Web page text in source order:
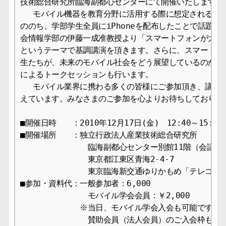
モバイル機器を教育分野に活用する際に想定される課
ののち、学部学生全員にiPhoneを配布したことで話題に
会情報学部の伊藤一成准教授より「スマートフォンが大
というテーマで基調講演を頂きます。さらに、スマート
生たちが、未来のモバイル社会をどう展望しているのか
によるトークセッションも行います。
モバイル業界に携わる多くの皆様にご参加頂き、議論
えています。みなさまのご参加を心よりお待ちしておりま
■開催日時　　：2010年12月17日(金)　12:40～15:30
■開催場所　　：独立行政法人産業技術総合研究所
臨海副都心センター別館11階（会議室
東京都江東区青海2-4-7
東京臨海新交通ゆりかもめ「テレコムセン
■参加・資料代：一般参加者：6,000
モバイル学会会員：￥2,000
※当日、モバイル学会入会も可能です。
賛助会員（法人会員）のご入会枠もござ